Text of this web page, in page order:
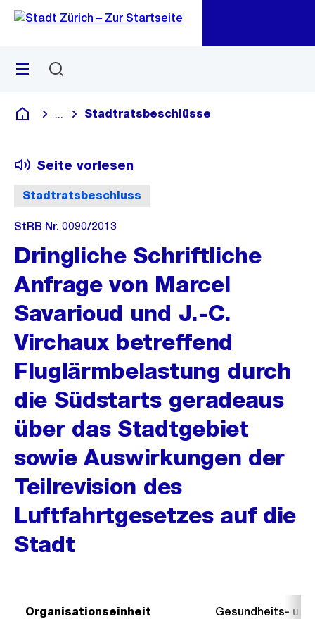
Navigation
Sprunglink
Menü
Deutsch
Blende alle Breadcrumbs ein
Stadtratsbeschlüsse
Stadtratsbeschluss
Seite vorlesen
StRB Nr. 0090/2013
Dringliche Schriftliche
Anfrage von Marcel
Savarioud und J.-C.
Virchaux betreffend
Fluglärmbelastung durch
die Südstarts geradeaus
über das Stadtgebiet
sowie Auswirkungen der
Teilrevision des
Luftfahrtgesetzes auf die
Stadt
Organisationseinheit Gesundheits-